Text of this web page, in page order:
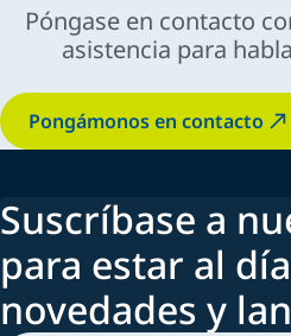
rentabilidad a
Póngase en contacto
asistencia para
Pongámonos en contacto
Suscríbase a
para estar al
novedades y